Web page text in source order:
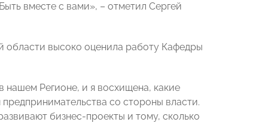
вместе с вами», – отметил Сергей
высоко оценила работу Кафедры
Регионе, и я восхищена, какие
со стороны власти.
бизнес-проекты и тому, сколько